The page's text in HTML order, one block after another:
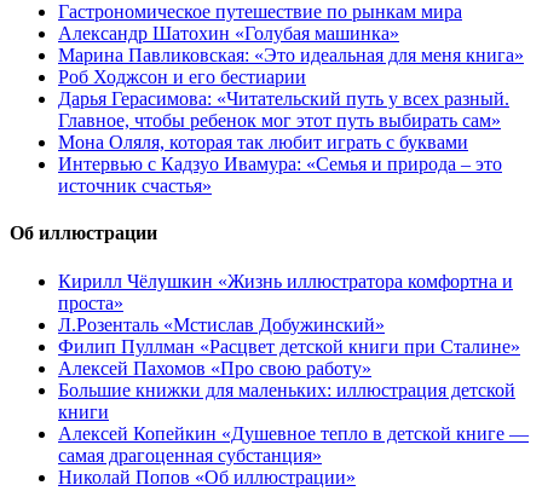
Гастрономическое путешествие по рынкам мира
Александр Шатохин «Голубая машинка»
Марина Павликовская: «Это идеальная для меня книга»
Роб Ходжсон и его бестиарии
Дарья Герасимова: «Читательский путь у всех разный.
Главное, чтобы ребенок мог этот путь выбирать сам»
Мона Оляля, которая так любит играть с буквами
Интервью с Кадзуо Ивамура: «Семья и природа – это
источник счастья»
Об иллюстрации
Кирилл Чёлушкин «Жизнь иллюстратора комфортна и
проста»
Л.Розенталь «Мстислав Добужинский»
Филип Пуллман «Расцвет детской книги при Сталине»
Алексей Пахомов «Про свою работу»
Большие книжки для маленьких: иллюстрация детской
книги
Алексей Копейкин «Душевное тепло в детской книге —
самая драгоценная субстанция»
Николай Попов «Об иллюстрации»